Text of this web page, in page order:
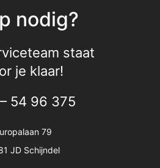
nodig?
staat
je klaar!
54 96 375
79
JD Schijndel